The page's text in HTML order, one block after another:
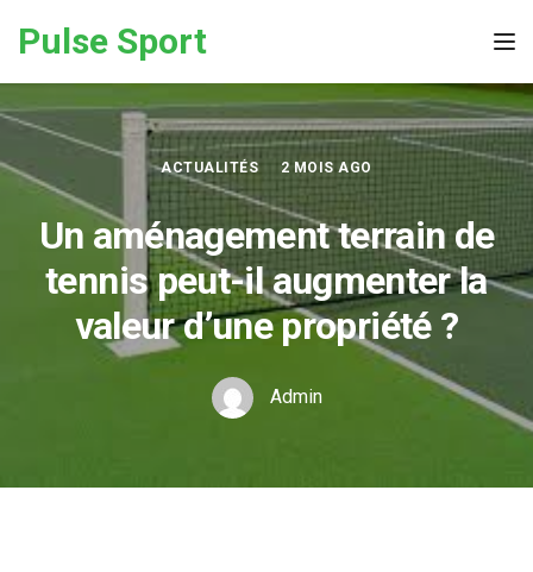
Pulse Sport
ACTUALITÉS 2 MOIS AGO
Un aménagement terrain de
tennis peut-il augmenter la
valeur d’une propriété ?
Admin